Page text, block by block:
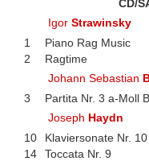
CD/
IgorStrawinsky
1
Piano Rag Music
2
Ragtime
Johann Sebastian
3
Partita Nr. 3 a-Moll
Joseph Haydn
10
Klaviersonate Nr.
14
Toccata Nr. 9